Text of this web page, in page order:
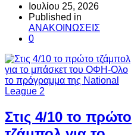
Ιουλίου 25, 2026
Published in
ΑΝΑΚΟΙΝΩΣΕΙΣ
0
Στις 4/10 το πρώτο